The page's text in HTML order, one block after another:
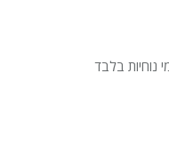
נוחיות בלבד